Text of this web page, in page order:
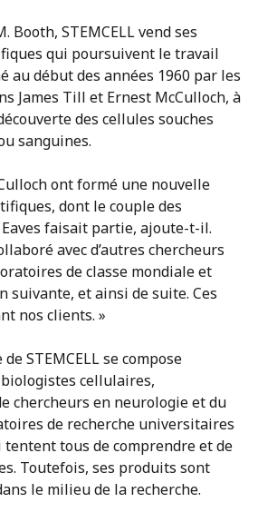
Booth, STEMCELL vend ses
qui poursuivent le travail
au début des années 1960 par les
James Till et Ernest McCulloch, à
des cellules souches
sanguines.
ont formé une nouvelle
dont le couple des
faisait partie, ajoute-t-il.
avec d’autres chercheurs
de classe mondiale et
suivante, et ainsi de suite. Ces
nos clients. »
STEMCELL se compose
biologistes cellulaires,
chercheurs en neurologie et du
de recherche universitaires
tentent tous de comprendre et de
Toutefois, ses produits sont
le milieu de la recherche.